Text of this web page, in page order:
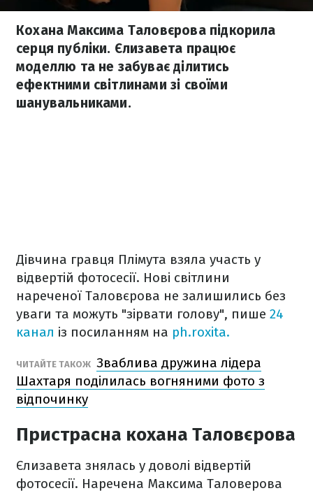
Кохана Максима Таловєрова підкорила
серця публіки. Єлизавета працює
моделлю та не забуває ділитись
ефектними світлинами зі своїми
шанувальниками.
Дівчина гравця Плімута взяла участь у
відвертій фотосесії. Нові світлини
нареченої Таловєрова не залишились без
уваги та можуть "зірвати голову", пише 24
канал із посиланням на ph.roxita.
ЧИТАЙТЕ ТАКОЖ Зваблива дружина лідера
Шахтаря поділилась вогняними фото з
відпочинку
Пристрасна кохана Таловєрова
Єлизавета знялась у доволі відвертій
фотосесії. Наречена Максима Таловерова